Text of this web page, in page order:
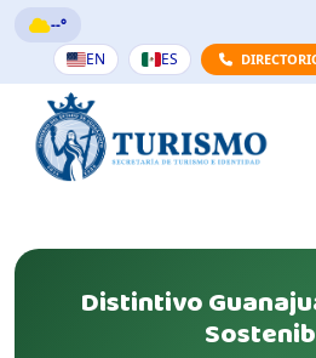
--°
EN
ES
Distintivo